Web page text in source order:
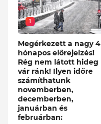
1
Megérkezett a nagy 4
hónapos előrejelzés!
Rég nem látott hideg
vár ránk! Ilyen időre
számíthatunk
novemberben,
decemberben,
januárban és
februárban: